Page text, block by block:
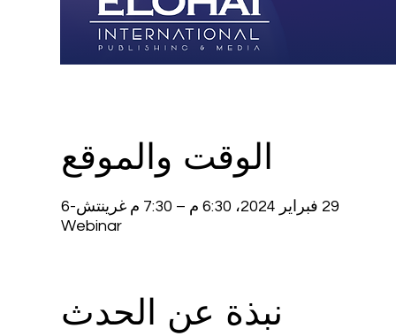
الوقت والموقع
29 فبراير 2024، 6:30 م – 7:30 م غرينتش-6
Webinar
نبذة عن الحدث